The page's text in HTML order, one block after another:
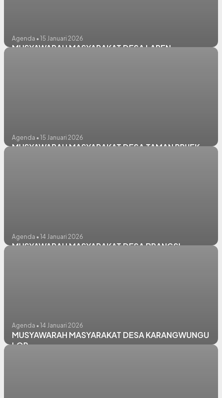
Agenda • 15 Januari 2026
MUSYAWARAH MASYARAKAT DESA LAREN
Agenda • 15 Januari 2026
MUSYAWARAH MASYARAKAT DESA TAMAN PRIJEK
Agenda • 14 Januari 2026
MUSYAWARAH MASYARAKAT DESA BRANGSI
Agenda • 14 Januari 2026
MUSYAWARAH MASYARAKAT DESA KARANGWUNGU
LOR